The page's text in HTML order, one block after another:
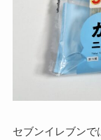
セブンイレブンで